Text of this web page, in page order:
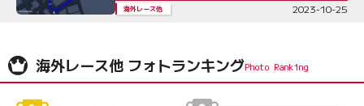
海外レース他 2023-10-25
海外レース他 フォトランキング